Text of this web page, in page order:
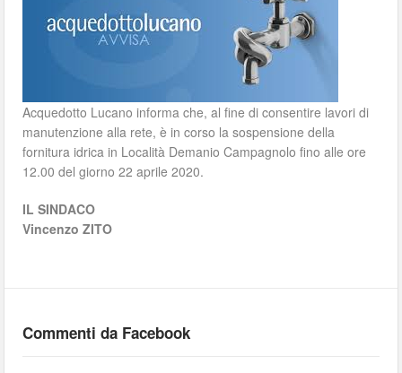
Acquedotto Lucano informa che, al fine di consentire lavori di
manutenzione alla rete, è in corso la sospensione della
fornitura idrica in Località Demanio Campagnolo fino alle ore
12.00 del giorno 22 aprile 2020.
IL SINDACO
Vincenzo ZITO
Commenti da Facebook